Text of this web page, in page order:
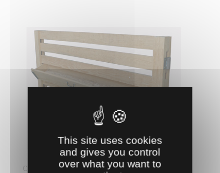
0401923
CLAIE BOIS AUGE BASCULANTE 2 M X 1 M
Claie 2 x 1 m en pin sélectionné, pieds chêne avec
This site uses cookies
and gives you control
over what you want to